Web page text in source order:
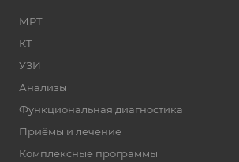
МРТ
КТ
УЗИ
Анализы
Функциональная диагностика
Приёмы и лечение
Комплексные программы